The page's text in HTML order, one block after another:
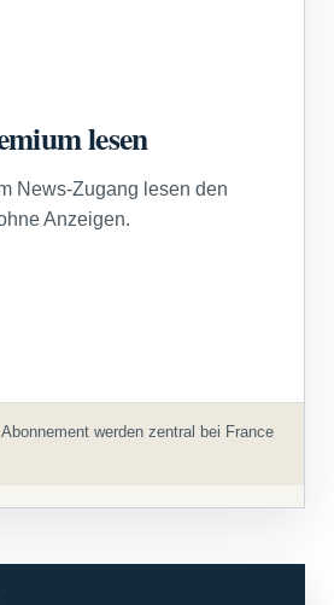
lesen
News-Zugang lesen den
Anzeigen.
werden zentral bei France